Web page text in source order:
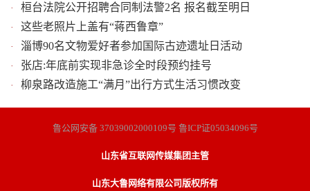
· 桓台法院公开招聘合同制法警2名 报名截至明日
· 这些老照片上盖有“蒋西鲁章”
· 淄博90名文物爱好者参加国际古迹遗址日活动
· 张店:年底前实现非急诊全时段预约挂号
· 柳泉路改造施工“满月”出行方式生活习惯改变
鲁公网安备 37039002000109号 鲁ICP证05034096号
山东省互联网传媒集团主管
山东大鲁网络有限公司版权所有